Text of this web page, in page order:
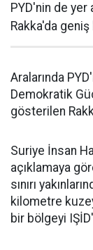
PYD'nin de yer
Rakka'da
Aralarında
Demokratik
gösterilen
Suriye İnsan
açıklamaya
sınırı
kilometre
bir bölgeyi